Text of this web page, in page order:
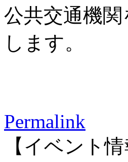
公共交通機
します。
Permalink
【イベント